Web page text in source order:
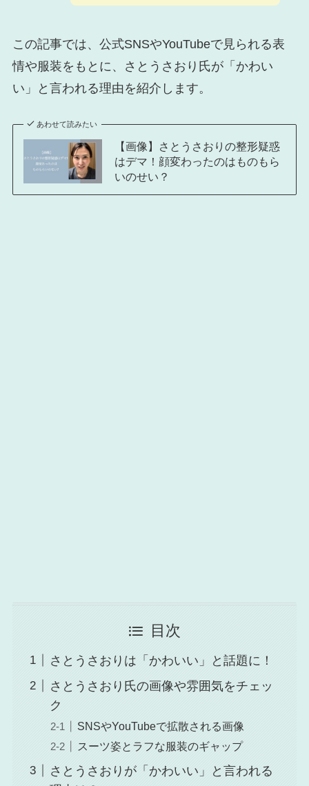
この記事では、公式SNSやYouTubeで見られる表
情や服装をもとに、さとうさおり氏が「かわい
い」と言われる理由を紹介します。
あわせて読みたい
【画像】さとうさおりの整形疑惑
はデマ！顔変わったのはものもら
いのせい？
目次
さとうさおりは「かわいい」と話題に！
さとうさおり氏の画像や雰囲気をチェッ
ク
SNSやYouTubeで拡散される画像
スーツ姿とラフな服装のギャップ
さとうさおりが「かわいい」と言われる